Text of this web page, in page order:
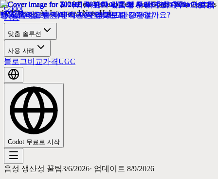
Codot
기능
맞춤 솔루션
사용 사례
블로그비교가격UGC
Codot 무료로 시작
음성 생산성 꿀팁3/6/2026· 업데이트 8/9/2026